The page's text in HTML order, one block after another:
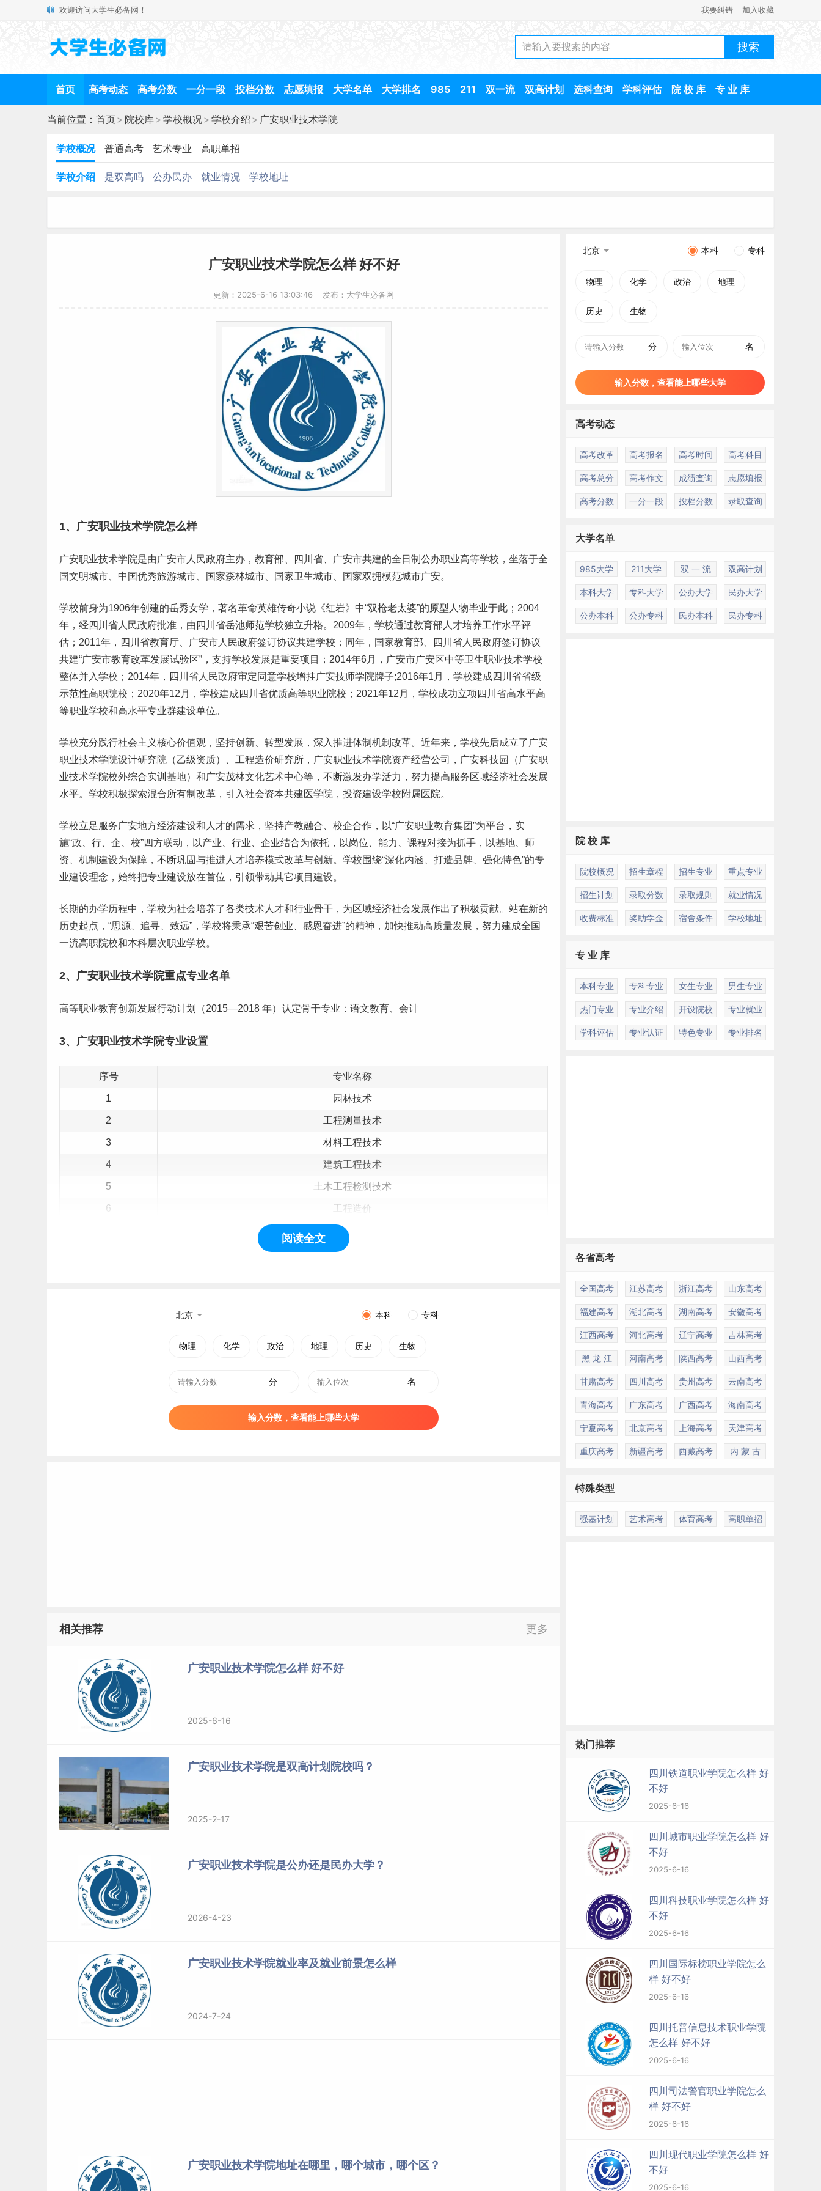
欢迎访问大学生必备网！ 我要纠错 加入收藏
首页 高考动态 高考分数 一分一段 投档分数 志愿填报 大学名单 大学排名 985 211 双一流 双高计划 选科查询 学科评估 院 校 库 专 业 库
当前位置： 首页> 院校库> 学校概况> 学校介绍 > 广安职业技术学院
学校概况 普通高考 艺术专业 高职单招
学校介绍 是双高吗 公办民办 就业情况 学校地址
广安职业技术学院怎么样 好不好
更新：2025-6-16 13:03:46 发布：大学生必备网
1、广安职业技术学院怎么样
广安职业技术学院是由广安市人民政府主办，教育部、 四川 省、广安市共建的全日制公办职业高等学校，坐落于全
国文明城市、中国优秀旅游城市、国家森林城市、国家卫生城市、国家双拥模范城市广安。
学校前身为1906年创建的岳秀女学，著名革命英雄传奇小说《红岩》中“双枪老太婆”的原型人物毕业于此；2004
年，经四川省人民政府批准，由四川省岳池师范学校独立升格。2009年，学校通过教育部人才培养工作水平评
估；2011年，四川省教育厅、广安市人民政府签订协议共建学校；同年，国家教育部、四川省人民政府签订协议
共建“广安市教育改革发展试验区”，支持学校发展是重要项目；2014年6月，广安市广安区中等卫生职业技术学校
整体并入学校；2014年，四川省人民政府审定同意学校增挂广安技师学院牌子;2016年1月，学校建成四川省省级
示范性高职院校；2020年12月，学校建成四川省优质高等职业院校；2021年12月，学校成功立项四川省高水平高
等职业学校和高水平专业群建设单位。
学校充分践行社会主义核心价值观，坚持创新、转型发展，深入推进体制机制改革。近年来，学校先后成立了广安
职业技术学院设计研究院（乙级资质）、工程造价研究所，广安职业技术学院资产经营公司，广安科技园（广安职
业技术学院校外综合实训基地）和广安茂林文化艺术中心等，不断激发办学活力， 努力提高服务区域经济社会发展
水平。学校积极探索混合所有制改革，引入社会资本共建医学院，投资建设学校附属医院。
学校立足服务广安地方经济建设和人才的需求，坚持产教融合、校企合作，以“广安职业教育集团”为平台，实
施“政、行、企、校”四方联动，以产业、行业、企业结合为依托，以岗位、能力、课程对接为抓手，以基地、师
资、机制建设为保障，不断巩固与推进人才培养模式改革与创新。学校围绕“深化内涵、打造品牌、强化特色”的专
业建设理念，始终把专业建设放在首位，引领带动其它项目建设。
长期的办学历程中，学校为社会培养了各类技术人才和行业骨干，为区域经济社会发展作出了积极贡献。站在新的
历史起点，“思源、追寻、致远”，学校将秉承“艰苦创业 、感恩奋进”的精神，加快推动高质量发展，努力建成全国
一流高职院校和本科层次职业学校。
2、广安职业技术学院重点专业名单
高等职业教育创新发展行动计划（2015—2018 年）认定骨干专业：语文教育、会计
3、广安职业技术学院专业设置
序号 专业名称
1 园林技术
2 工程测量技术
3 材料工程技术
4 建筑工程技术
5 土木工程检测技术
6 工程造价
数字化设计与制造技术
智能控制技术
新能源汽车技术
智能网联汽车技术
分析检验技术
化工智能制造技术
汽车检测与维修技术
25
27 大数据与会计
28
29
31 酒店管理与数字化运营
32
33
34
36 学前教育
37
38
标签：广安职业技术学院
阅读全文
北京 本科 专科
物理 化学 政治 地理 历史 生物
分 名
输入分数，查看能上哪些大学
相关推荐 更多
广安职业技术学院怎么样 好不好
2025-6-16
广安职业技术学院是双高计划院校吗？
2025-2-17
广安职业技术学院是公办还是民办大学？
2026-4-23
广安职业技术学院就业率及就业前景怎么样
2024-7-24
广安职业技术学院地址在哪里，哪个城市，哪个区？
北京 本科 专科
物理 化学 政治 地理
历史 生物
分 名
输入分数，查看能上哪些大学
高考动态
高考改革 高考报名 高考时间 高考科目
高考总分 高考作文 成绩查询 志愿填报
高考分数 一分一段 投档分数 录取查询
大学名单
985大学 211大学 双 一 流 双高计划
本科大学 专科大学 公办大学 民办大学
公办本科 公办专科 民办本科 民办专科
院 校 库
院校概况 招生章程 招生专业 重点专业
招生计划 录取分数 录取规则 就业情况
收费标准 奖助学金 宿舍条件 学校地址
专 业 库
本科专业 专科专业 女生专业 男生专业
热门专业 专业介绍 开设院校 专业就业
学科评估 专业认证 特色专业 专业排名
各省高考
全国高考 江苏高考 浙江高考 山东高考
福建高考 湖北高考 湖南高考 安徽高考
江西高考 河北高考 辽宁高考 吉林高考
黑 龙 江 河南高考 陕西高考 山西高考
甘肃高考 四川高考 贵州高考 云南高考
青海高考 广东高考 广西高考 海南高考
宁夏高考 北京高考 上海高考 天津高考
重庆高考 新疆高考 西藏高考 内 蒙 古
特殊类型
强基计划 艺术高考 体育高考 高职单招
热门推荐
四川铁道职业学院怎么样 好
不好
2025-6-16
四川城市职业学院怎么样 好
不好
2025-6-16
四川科技职业学院怎么样 好
不好
2025-6-16
四川国际标榜职业学院怎么
样 好不好
2025-6-16
四川托普信息技术职业学院
怎么样 好不好
2025-6-16
四川司法警官职业学院怎么
样 好不好
2025-6-16
四川现代职业学院怎么样 好
不好
2025-6-16